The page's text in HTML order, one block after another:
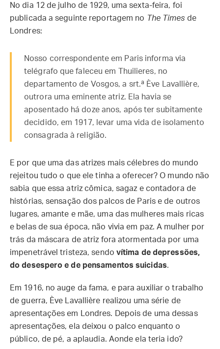
No dia 12 de julho de 1929, uma sexta-feira, foi
publicada a seguinte reportagem no The Times de
Londres:
Nosso correspondente em Paris informa via
telégrafo que faleceu em Thuilieres, no
departamento de Vosgos, a srt.ª Ève Lavallière,
outrora uma eminente atriz. Ela havia se
aposentado há doze anos, após ter subitamente
decidido, em 1917, levar uma vida de isolamento
consagrada à religião.
E por que uma das atrizes mais célebres do mundo
rejeitou tudo o que ele tinha a oferecer? O mundo não
sabia que essa atriz cômica, sagaz e contadora de
histórias, sensação dos palcos de Paris e de outros
lugares, amante e mãe, uma das mulheres mais ricas
e belas de sua época, não vivia em paz. A mulher por
trás da máscara de atriz fora atormentada por uma
impenetrável tristeza, sendo vítima de depressões,
do desespero e de pensamentos suicidas.
Em 1916, no auge da fama, e para auxiliar o trabalho
de guerra, Ève Lavallière realizou uma série de
apresentações em Londres. Depois de uma dessas
apresentações, ela deixou o palco enquanto o
público, de pé, a aplaudia. Aonde ela teria ido?